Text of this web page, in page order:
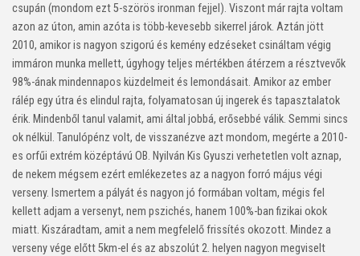
csupán (mondom ezt 5-szörös ironman fejjel). Viszont már rajta voltam
azon az úton, amin azóta is több-kevesebb sikerrel járok. Aztán jött
2010, amikor is nagyon szigorú és kemény edzéseket csináltam végig
immáron munka mellett, úgyhogy teljes mértékben átérzem a résztvevők
98%-ának mindennapos küzdelmeit és lemondásait. Amikor az ember
rálép egy útra és elindul rajta, folyamatosan új ingerek és tapasztalatok
érik. Mindenből tanul valamit, ami által jobbá, erősebbé válik. Semmi sincs
ok nélkül. Tanulópénz volt, de visszanézve azt mondom, megérte a 2010-
es orfűi extrém középtávú OB. Nyilván Kis Gyuszi verhetetlen volt aznap,
de nekem mégsem ezért emlékezetes az a nagyon forró május végi
verseny. Ismertem a pályát és nagyon jó formában voltam, mégis fel
kellett adjam a versenyt, nem pszichés, hanem 100%-ban fizikai okok
miatt. Kiszáradtam, amit a nem megfelelő frissítés okozott. Mindez a
verseny vége előtt 5km-el és az abszolút 2. helyen nagyon megviselt